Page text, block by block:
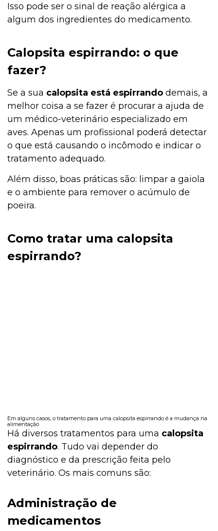
Isso pode ser o sinal de reação alérgica a
algum dos ingredientes do medicamento.
Calopsita espirrando: o que
fazer?
Se a sua calopsita está espirrando demais, a
melhor coisa a se fazer é procurar a ajuda de
um médico-veterinário especializado em
aves. Apenas um profissional poderá detectar
o que está causando o incômodo e indicar o
tratamento adequado.
Além disso, boas práticas são: limpar a gaiola
e o ambiente para remover o acúmulo de
poeira.
Como tratar uma calopsita
espirrando?
Em alguns casos, o tratamento para uma calopsita espirrando é a mudança na
alimentação
Há diversos tratamentos para uma calopsita
espirrando. Tudo vai depender do
diagnóstico e da prescrição feita pelo
veterinário. Os mais comuns são:
Administração de
medicamentos